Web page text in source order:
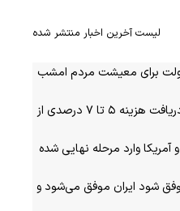
لیست آخرین اخبار منتشر شده
برای معیشت مردم امشب
ادعای رویترز: ایران خواهان دریافت هزینه ۵ تا ۷ درصدی از
آمریکا وارد مرحله نهایی شده
شود ایران موفق می‌شود و